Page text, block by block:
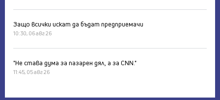
Защо всички искат да бъдат предприемачи
10:30, 06 авг 26
"Не става дума за пазарен дял, а за CNN."
11:45, 05 авг 26